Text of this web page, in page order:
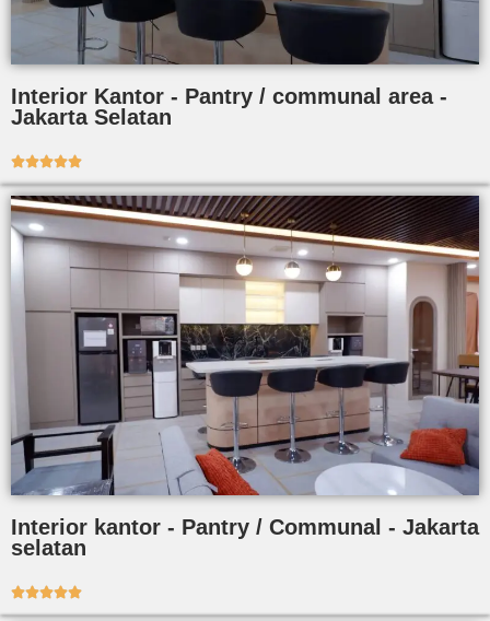
Interior Kantor - Pantry / communal area -
Jakarta Selatan

Interior kantor - Pantry / Communal - Jakarta
selatan
